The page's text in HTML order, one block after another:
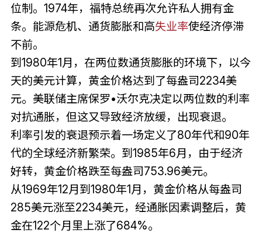
位制。1974年，福特总统再次允许私人拥有金
条。能源危机、通货膨胀和高失业率使经济停滞
不前。
到1980年1月，在两位数通货膨胀的环境下，以今
天的美元计算，黄金价格达到了每盎司2234美
元。美联储主席保罗•沃尔克决定以两位数的利率
对抗通胀，但这又导致经济放缓，出现衰退。
利率引发的衰退预示着一场定义了80年代和90年
代的全球经济新繁荣。到1985年6月，由于经济
好转，黄金价格跌至每盎司753.96美元。
从1969年12月到1980年1月，黄金价格从每盎司
285美元涨至2234美元，经通胀因素调整后，黄
金在122个月里上涨了684%。